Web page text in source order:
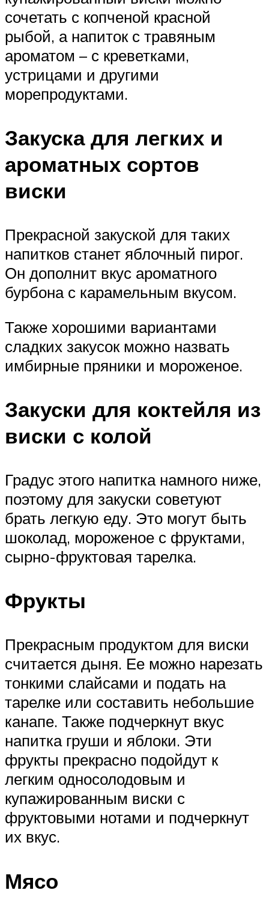
сочетать с копченой красной
рыбой, а напиток с травяным
ароматом – с креветками,
устрицами и другими
морепродуктами.
Закуска для легких и
ароматных сортов
виски
Прекрасной закуской для таких
напитков станет яблочный пирог.
Он дополнит вкус ароматного
бурбона с карамельным вкусом.
Также хорошими вариантами
сладких закусок можно назвать
имбирные пряники и мороженое.
Закуски для коктейля из
виски с колой
Градус этого напитка намного ниже,
поэтому для закуски советуют
брать легкую еду. Это могут быть
шоколад, мороженое с фруктами,
сырно-фруктовая тарелка.
Фрукты
Прекрасным продуктом для виски
считается дыня. Ее можно нарезать
тонкими слайсами и подать на
тарелке или составить небольшие
канапе. Также подчеркнут вкус
напитка груши и яблоки. Эти
фрукты прекрасно подойдут к
легким односолодовым и
купажированным виски с
фруктовыми нотами и подчеркнут
их вкус.
Мясо